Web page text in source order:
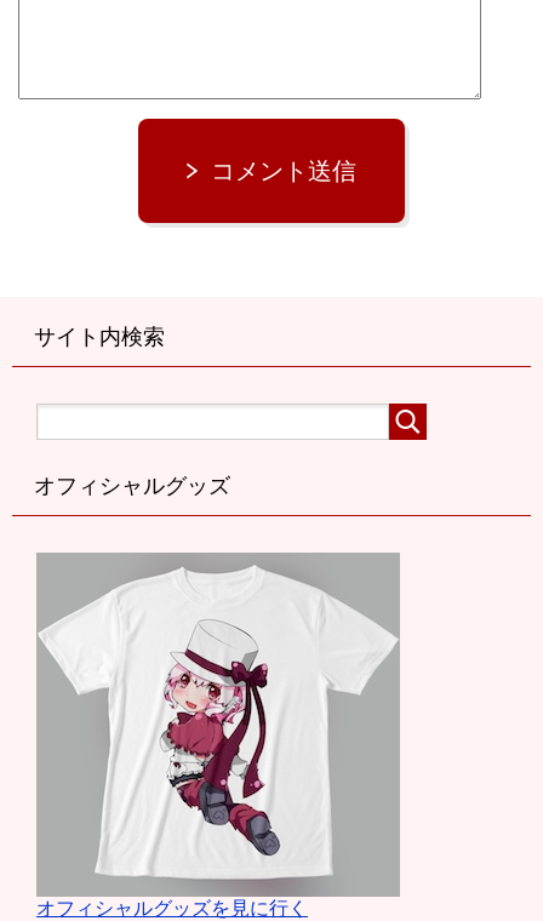
コメント送信
サイト内検索
オフィシャルグッズ
オフィシャルグッズを見に行く